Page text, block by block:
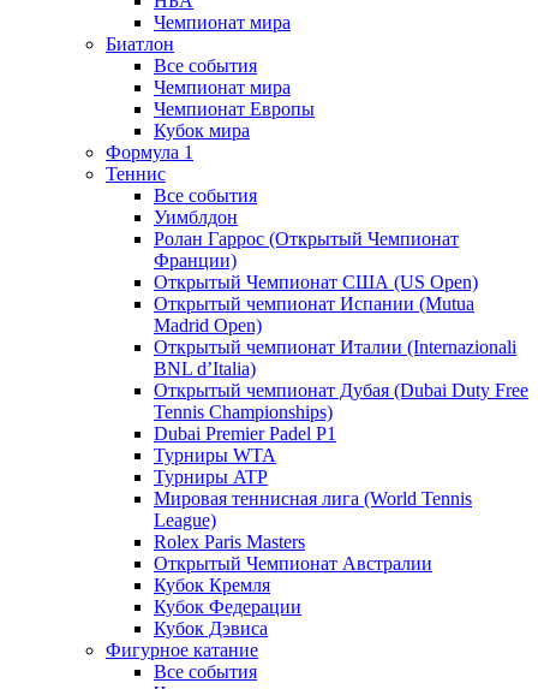
Чемпионат мира
Биатлон
Все события
Чемпионат мира
Чемпионат Европы
Кубок мира
Формула 1
Теннис
Все события
Уимблдон
Ролан Гаррос (Открытый Чемпионат
Франции)
Открытый Чемпионат США (US Open)
Открытый чемпионат Испании (Mutua
Madrid Open)
Открытый чемпионат Италии (Internazionali
BNL d’Italia)
Открытый чемпионат Дубая (Dubai Duty Free
Tennis Championships)
Dubai Premier Padel P1
Турниры WTA
Турниры ATP
Мировая теннисная лига (World Tennis
League)
Rolex Paris Masters
Открытый Чемпионат Австралии
Кубок Кремля
Кубок Федерации
Кубок Дэвиса
Фигурное катание
Все события